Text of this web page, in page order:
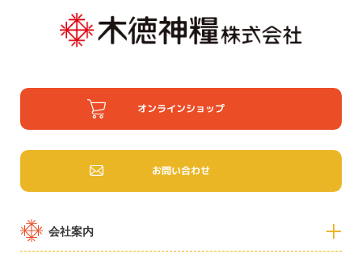
オンラインショップ
お問い合わせ
会社案内